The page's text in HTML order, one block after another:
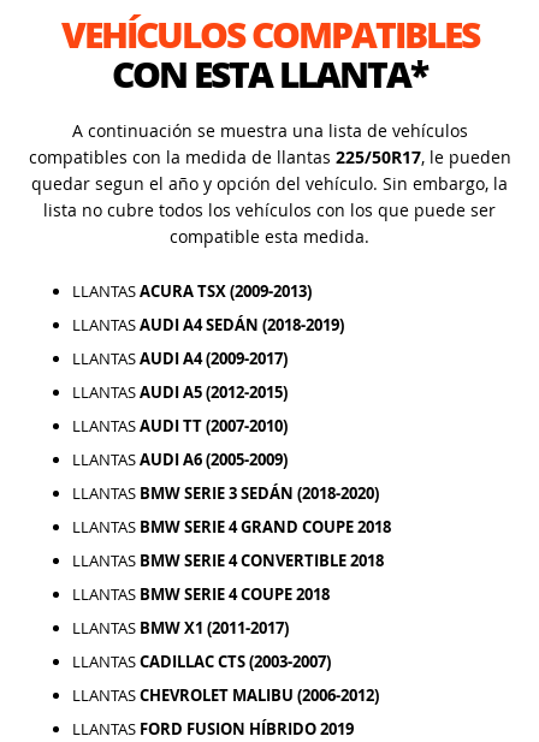
VEHÍCULOS COMPATIBLES
CON ESTA LLANTA*
A continuación se muestra una lista de vehículos
compatibles con la medida de llantas 225/50R17, le pueden
quedar segun el año y opción del vehículo. Sin embargo, la
lista no cubre todos los vehículos con los que puede ser
compatible esta medida.
LLANTASACURA TSX (2009-2013)
LLANTASAUDI A4 SEDÁN (2018-2019)
LLANTASAUDI A4 (2009-2017)
LLANTASAUDI A5 (2012-2015)
LLANTASAUDI TT (2007-2010)
LLANTASAUDI A6 (2005-2009)
LLANTAS BMW SERIE 3 SEDÁN (2018-2020)
LLANTAS BMW SERIE 4 GRAND COUPE 2018
LLANTAS BMW SERIE 4 CONVERTIBLE 2018
LLANTAS BMW SERIE 4 COUPE 2018
LLANTAS BMW X1 (2011-2017)
LLANTASCADILLAC CTS (2003-2007)
LLANTASCHEVROLET MALIBU (2006-2012)
LLANTAS FORD FUSION HÍBRIDO 2019